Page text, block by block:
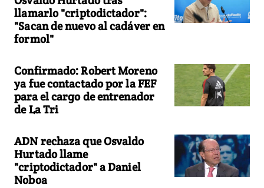
llamarlo "criptodictador":
"Sacan de nuevo al cadáver en
formol"
Confirmado: Robert Moreno
ya fue contactado por la FEF
para el cargo de entrenador
de La Tri
ADN rechaza que Osvaldo
Hurtado llame
"criptodictador" a Daniel
Noboa